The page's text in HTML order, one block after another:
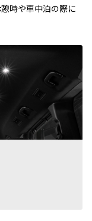
時や車中泊の際に